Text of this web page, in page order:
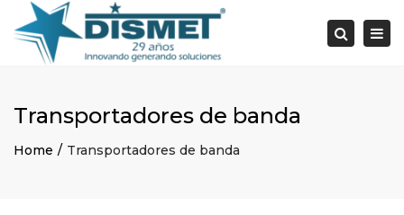
Search
Transportadores de banda
Home Transportadores de banda